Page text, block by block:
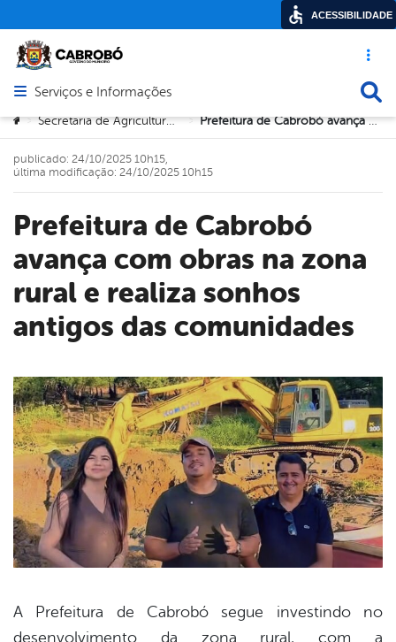
Acesso
Abrir menu principal de navegação
Serviços e Informações
Você está aqui:
> Secretaria de Agricultura e Meio Ambiente > Prefeitura de Cabrobó avança com obras na zona rural e realiza sonhos antigos das comunidades
Prefeitura de Cabrobó
avança com obras na zona
rural e realiza sonhos
antigos das comunidades
publicado: 24/10/2025 10h15,
última modificação: 24/10/2025 10h15
A Prefeitura de Cabrobó segue investindo no
desenvolvimento da zona rural, com a
ACESSIBILIDADE